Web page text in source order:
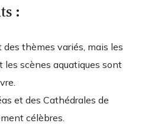
:
thèmes variés, mais les
les scènes aquatiques sont
et des Cathédrales de
célèbres.